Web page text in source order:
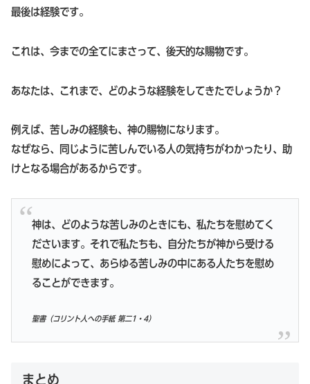
最後は経験です。
これは、今までの全てにまさって、後天的な賜物です。
あなたは、これまで、どのような経験をしてきたでしょうか？
例えば、苦しみの経験も、神の賜物になります。
なぜなら、同じように苦しんでいる人の気持ちがわかったり、助
けとなる場合があるからです。
神は、どのような苦しみのときにも、私たちを慰めてく
ださいます。それで私たちも、自分たちが神から受ける
慰めによって、あらゆる苦しみの中にある人たちを慰め
ることができます。
聖書（コリント人への手紙 第二1・4）
まとめ